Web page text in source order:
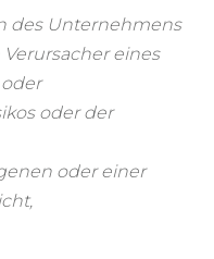
des Unternehmens
eines
oder der
oder einer